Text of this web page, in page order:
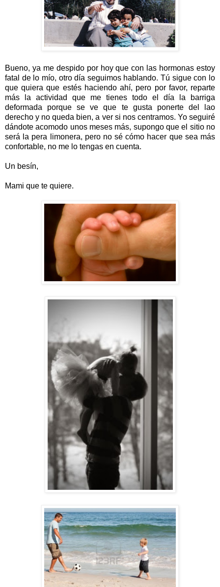
Bueno, ya me despido por hoy que con las hormonas estoy
fatal de lo mío, otro día seguimos hablando. Tú sigue con lo
que quiera que estés haciendo ahí, pero por favor, reparte
más la actividad que me tienes todo el día la barriga
deformada porque se ve que te gusta ponerte del lao
derecho y no queda bien, a ver si nos centramos. Yo seguiré
dándote acomodo unos meses más, supongo que el sitio no
será la pera limonera, pero no sé cómo hacer que sea más
confortable, no me lo tengas en cuenta.
Un besín,
Mami que te quiere.